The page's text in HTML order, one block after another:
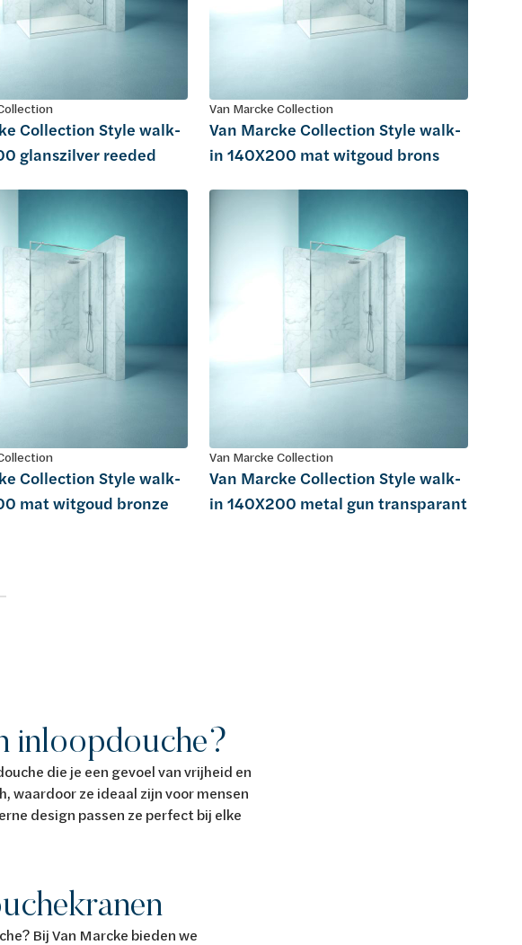
Collection Style walk-
glanszilver reeded
Van Marcke Collection
Van Marcke Collection Style walk-
in 140X200 mat witgoud brons
Collection Style walk-
mat witgoud bronze
Van Marcke Collection
Van Marcke Collection Style walk-
in 140X200 metal gun transparant
inloopdouche?
die je een gevoel van vrijheid en
waardoor ze ideaal zijn voor mensen
design passen ze perfect bij elke
Bij Van Marcke bieden we